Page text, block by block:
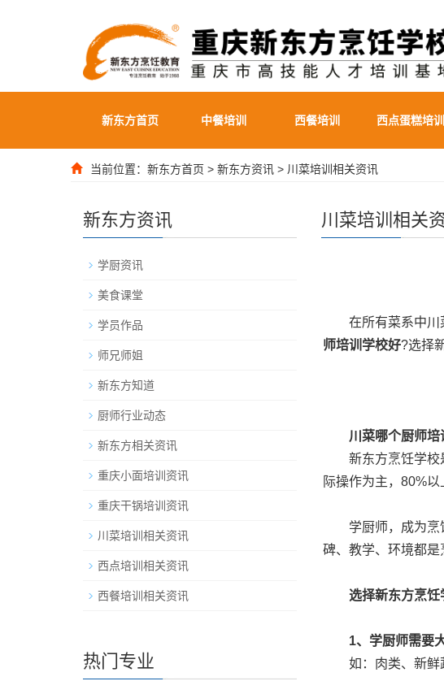
新东方首页 中餐培训 西餐培训 西点蛋糕培训
当前位置： 新东方首页 > 新东方资讯 > 川菜培训相关资讯
川菜培训相关
在所有菜系中川菜
师培训学校好?选择
川菜哪个厨师培
新东方烹饪学校
际操作为主，80%
学厨师，成为烹饪
碑、教学、环境都是
选择新东方烹
1、学厨师需要
如：肉类、新鲜蔬
新东方资讯
学厨资讯
美食课堂
学员作品
师兄师姐
新东方知道
厨师行业动态
新东方相关资讯
重庆小面培训资讯
重庆干锅培训资讯
川菜培训相关资讯
西点培训相关资讯
西餐培训相关资讯
热门专业